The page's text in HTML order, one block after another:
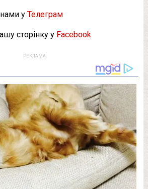
у Телеграм
сторінку у Facebook
РЕКЛАМА: